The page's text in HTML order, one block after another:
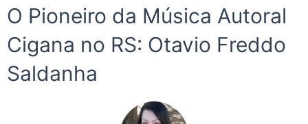
O Pioneiro da Música Autoral
Cigana no RS: Otavio Freddo
Saldanha